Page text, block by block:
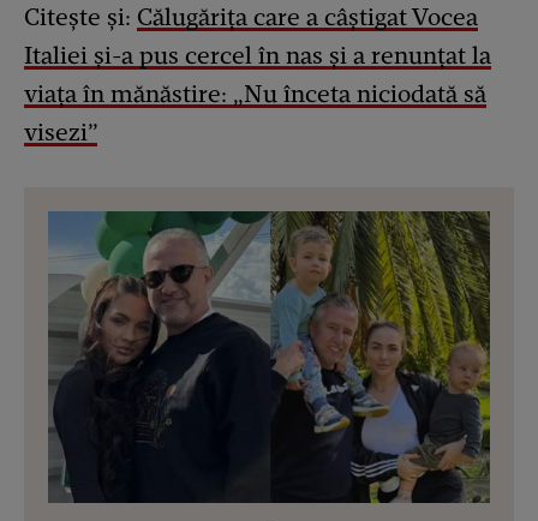
Citește și: Călugărița care a câștigat Vocea
Italiei și-a pus cercel în nas și a renunțat la
viața în mănăstire: „Nu înceta niciodată să
visezi”